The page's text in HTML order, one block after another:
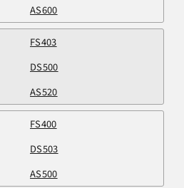
AS600
FS403
DS500
AS520
FS400
DS503
AS500